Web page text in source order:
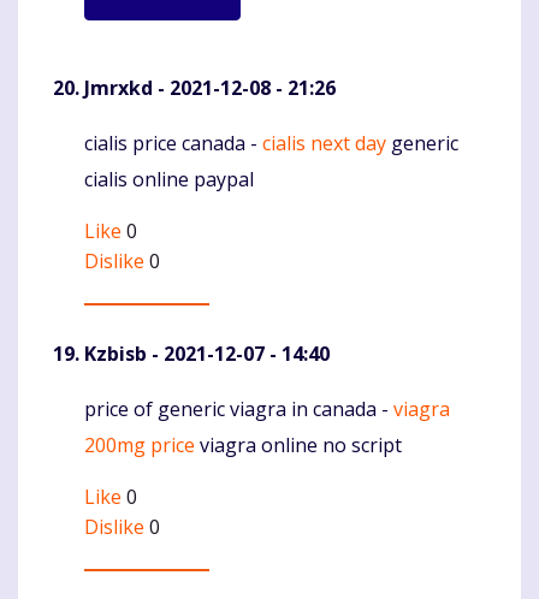
Jmrxkd - 2021-12-08 - 21:26
Komentaras
cialis price canada - cialis next day generic
cialis online paypal
Like 0
Dislike 0
Kzbisb - 2021-12-07 - 14:40
Komentaras
price of generic viagra in canada - viagra
200mg price viagra online no script
Like 0
Dislike 0